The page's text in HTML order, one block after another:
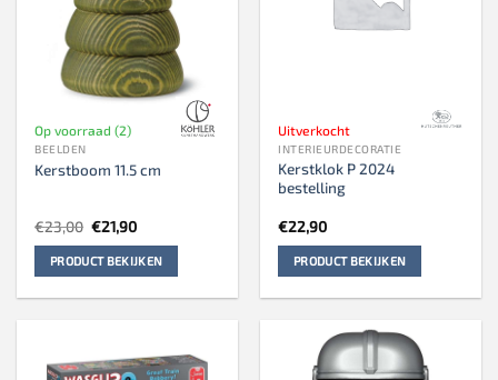
Op voorraad (2)
BEELDEN
Kerstboom 11.5 cm
€23,00 Oorspronkelijke
prijs
was:
€23,00.
€21,90Huidige
is:
€21,90.
PRODUCT BEKIJKEN
Uitverkocht
INTERIEURDECORATIE
Kerstklok P 2024
bestelling
€22,90
PRODUCT BEKIJKEN